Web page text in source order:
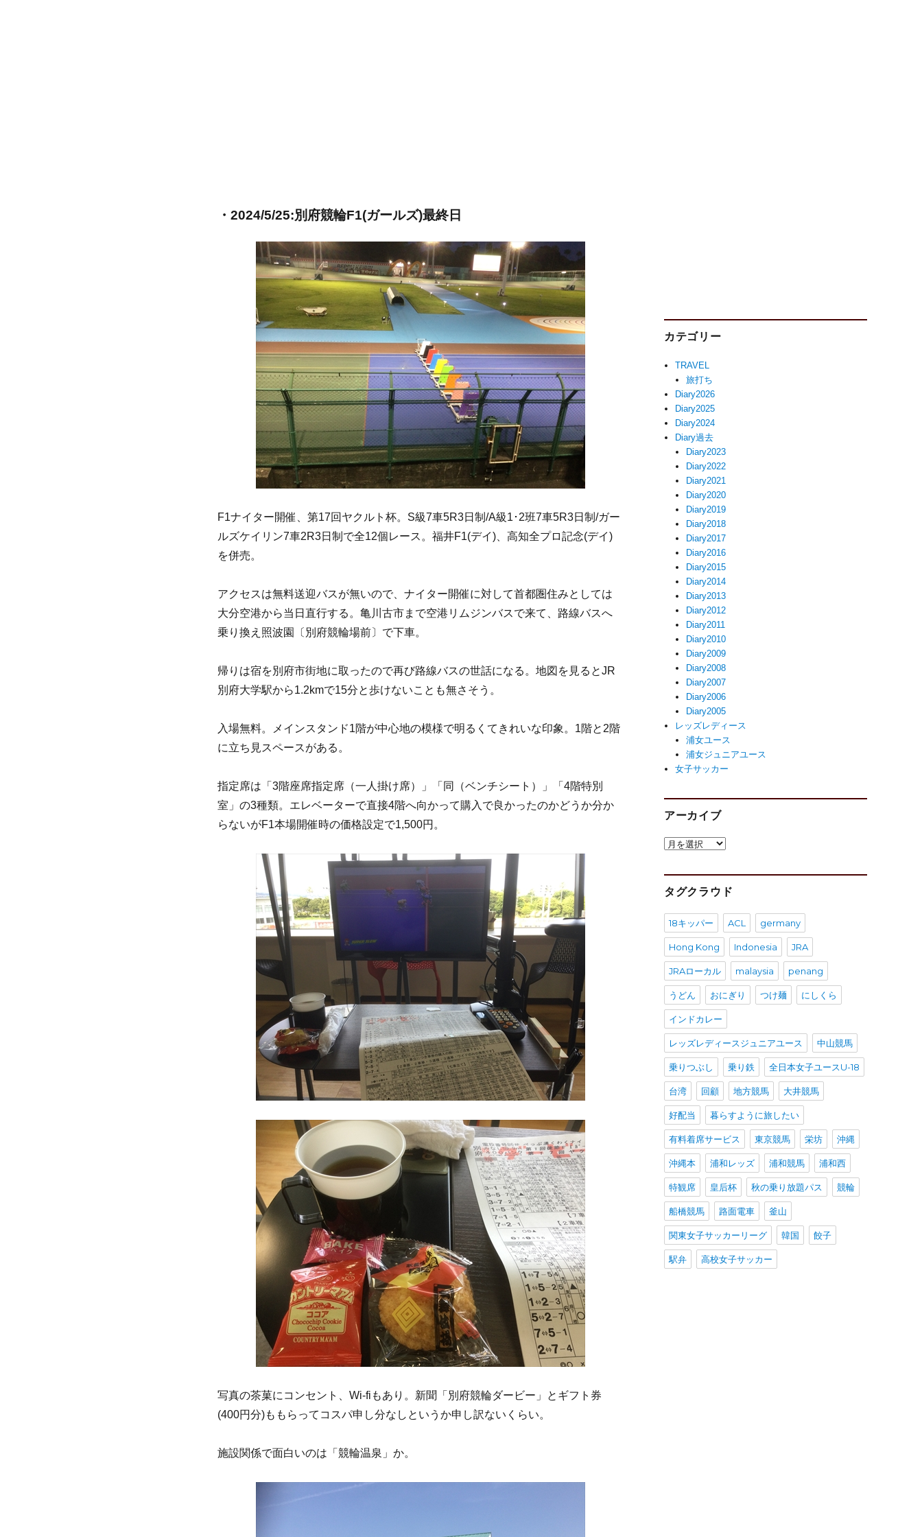
・2024/5/25:別府競輪F1(ガールズ)最終日
F1ナイター開催、第17回ヤクルト杯。S級7車5R3日制/A級1･2班7車5R3日制/ガー
ルズケイリン7車2R3日制で全12個レース。福井F1(デイ)、高知全プロ記念(デイ)
を併売。
アクセスは無料送迎バスが無いので、ナイター開催に対して首都圏住みとしては
大分空港から当日直行する。亀川古市まで空港リムジンバスで来て、路線バスへ
乗り換え照波園〔別府競輪場前〕で下車。
帰りは宿を別府市街地に取ったので再び路線バスの世話になる。地図を見るとJR
別府大学駅から1.2kmで15分と歩けないことも無さそう。
入場無料。メインスタンド1階が中心地の模様で明るくてきれいな印象。1階と2階
に立ち見スペースがある。
指定席は「3階座席指定席（一人掛け席）」「同（ベンチシート）」「4階特別
室」の3種類。エレベーターで直接4階へ向かって購入で良かったのかどうか分か
らないがF1本場開催時の価格設定で1,500円。
写真の茶菓にコンセント、Wi-fiもあり。新聞「別府競輪ダービー」とギフト券
(400円分)ももらってコスパ申し分なしというか申し訳ないくらい。
施設関係で面白いのは「競輪温泉」か。
カテゴリー
TRAVEL
旅打ち
Diary2026
Diary2025
Diary2024
Diary過去
Diary2023
Diary2022
Diary2021
Diary2020
Diary2019
Diary2018
Diary2017
Diary2016
Diary2015
Diary2014
Diary2013
Diary2012
Diary2011
Diary2010
Diary2009
Diary2008
Diary2007
Diary2006
Diary2005
レッズレディース
浦女ユース
浦女ジュニアユース
女子サッカー
アーカイブ
ア
カ
イ
タグクラウド
18キッパー ACL germany
Hong Kong Indonesia JRA
JRAローカル malaysia penang
うどん おにぎり つけ麺 にしくら
インドカレー
レッズレディースジュニアユース 中山競馬
乗りつぶし 乗り鉄 全日本女子ユースU-18
台湾 回顧 地方競馬 大井競馬
好配当 暮らすように旅したい
有料着席サービス 東京競馬 栄坊 沖縄
沖縄本 浦和レッズ 浦和競馬 浦和西
特観席 皇后杯 秋の乗り放題パス 競輪
船橋競馬 路面電車 釜山
関東女子サッカーリーグ 韓国 餃子
駅弁 高校女子サッカー